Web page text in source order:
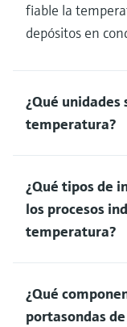
fiable la
depósitos en
¿Qué
temperatura?
¿Qué tipos de
los procesos
temperatura?
¿Qué
portasondas